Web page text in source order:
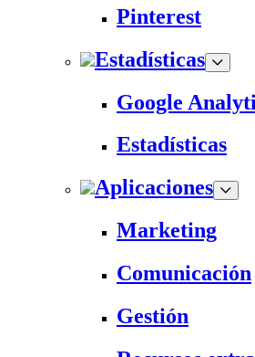
Pinterest
Estadísticas
Google
Estadísticas
Aplicaciones
Marketing
Comunicación
Gestión